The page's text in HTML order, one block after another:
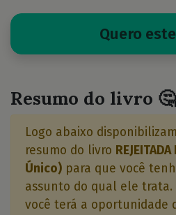
Quero
Resumo do livro 🤔
Logo abaixo
resumo do livro
Único) para que você
assunto do qual ele trata.
você terá a oportunidade